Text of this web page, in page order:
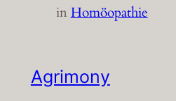
inHomöopathie
Agrimony